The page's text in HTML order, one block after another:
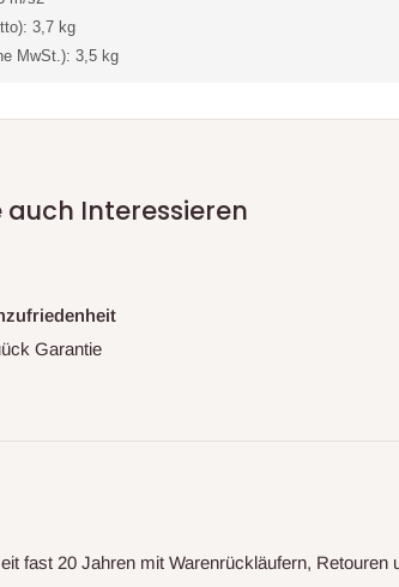
3,7 kg
MwSt.): 3,5 kg
auch Interessieren
Garantie
fast 20 Jahren mit Warenrückläufern, Retouren